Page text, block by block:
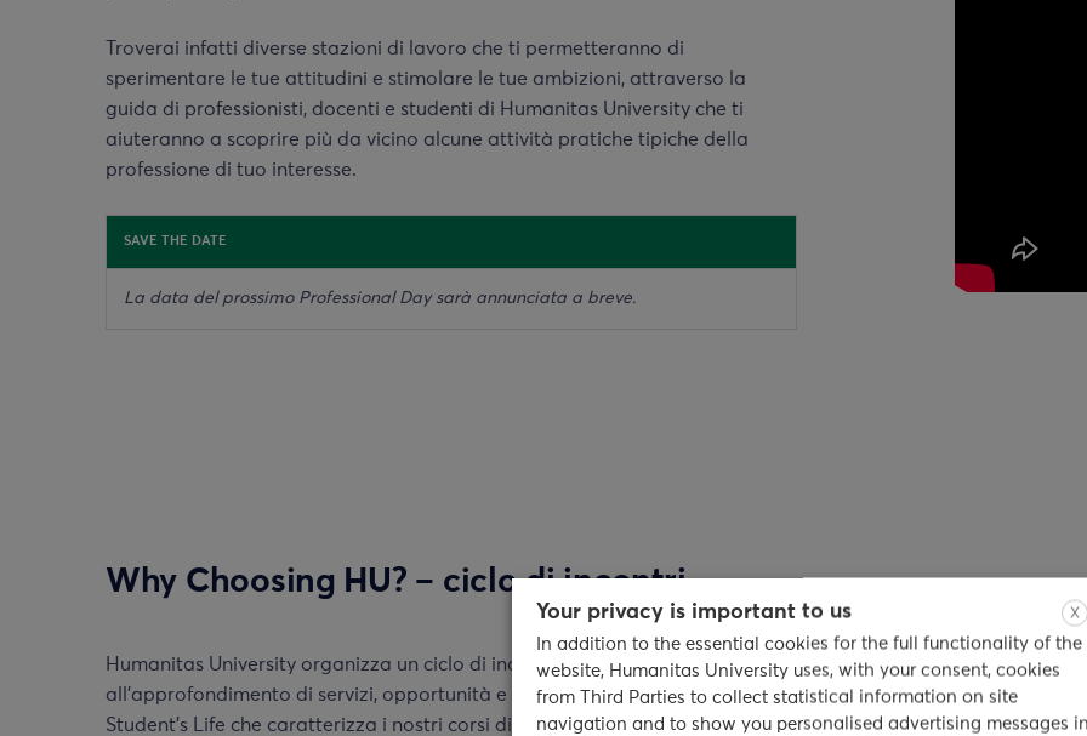
Troverai infatti diverse stazioni di lavoro che ti permetteranno di
sperimentare le tue attitudini e stimolare le tue ambizioni, attraverso la
guida di professionisti, docenti e studenti di Humanitas University che ti
aiuteranno a scoprire più da vicino alcune attività pratiche tipiche della
professione di tuo interesse.
SAVE THE DATE
La data del prossimo Professional Day sarà annunciata a breve.
Why Choosing HU? – ciclo di incontri
Humanitas University organizza un ciclo di incontri a più voci dedicati
all’approfondimento di servizi, opportunità e tematiche riguardanti la
Student’s Life che caratterizza i nostri corsi di studio.
X
Your privacy is important to us
In addition to the essential cookies for the full functionality of the
website, Humanitas University uses, with your consent, cookies
from Third Parties to collect statistical information on site
navigation and to show you personalised advertising messages